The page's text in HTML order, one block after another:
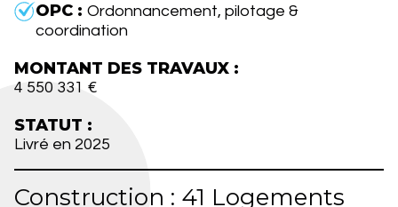
OPC : Ordonnancement, pilotage &
coordination
MONTANT DES TRAVAUX :
4 550 331 €
STATUT :
Livré en 2025
Construction : 41 Logements